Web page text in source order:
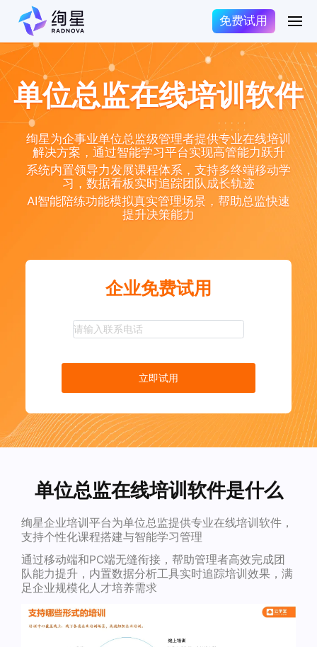
免费试用
单位总监在线培训软件
绚星为企事业单位总监级管理者提供专业在线培训
解决方案，通过智能学习平台实现高管能力跃升
系统内置领导力发展课程体系，支持多终端移动学
习，数据看板实时追踪团队成长轨迹
AI智能陪练功能模拟真实管理场景，帮助总监快速
提升决策能力
企业免费试用
立即试用
单位总监在线培训软件是什么
绚星企业培训平台为单位总监提供专业在线培训软件，
支持个性化课程搭建与智能学习管理
通过移动端和PC端无缝衔接，帮助管理者高效完成团
队能力提升，内置数据分析工具实时追踪培训效果，满
足企业规模化人才培养需求